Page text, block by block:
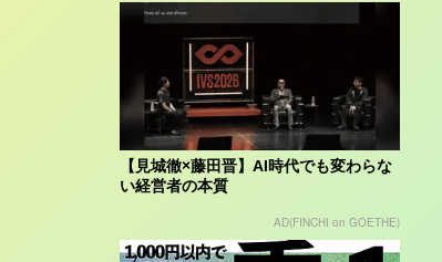
【見城徹×藤田晋】AI時代でも変わらな
い経営者の本質
AD(FINCHI on GOETHE)